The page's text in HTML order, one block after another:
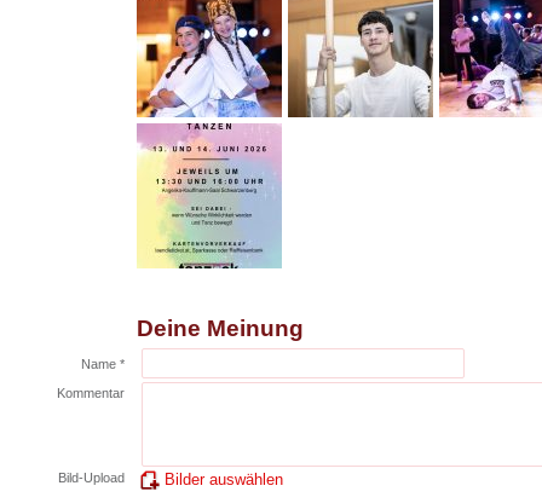
Deine Meinung
Name *
Kommentar
Bild-Upload Bilder auswählen